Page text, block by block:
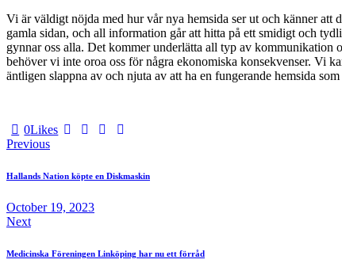
Vi är väldigt nöjda med hur vår nya hemsida ser ut och känner
gamla sidan, och all information går att hitta på ett smidigt och
gynnar oss alla. Det kommer underlätta all typ av kommunikation
behöver vi inte oroa oss för några ekonomiska konsekvenser. Vi
äntligen slappna av och njuta av att ha en fungerande hemsida
0Likes
Post
navigation
Previous
Hallands Nation köpte en Diskmaskin
October 19, 2023
Next
Medicinska Föreningen Linköping har nu ett förråd